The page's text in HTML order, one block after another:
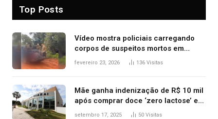
Top Posts
Vídeo mostra policiais carregando
corpos de suspeitos mortos em
confronto dentro de caminhonete
fevereiro 23, 2026 136 Visitas
Mãe ganha indenização de R$ 10 mil
após comprar doce ‘zero lactose’ e
filha ter reação alérgica grave
setembro 17, 2025 50 Visitas